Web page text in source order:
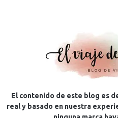
El contenido de este blog es
real y basado en nuestra